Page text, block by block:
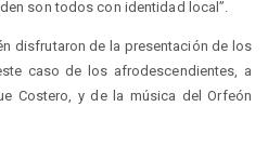
son todos con identidad local”.
disfrutaron de la presentación de los
caso de los afrodescendientes, a
Costero, y de la música del Orfeón